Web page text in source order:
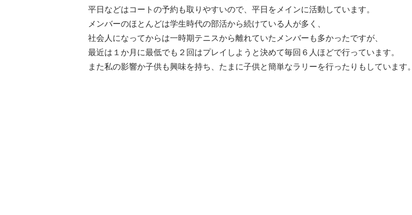
平日などはコートの予約も取りやすいので、平日をメインに活動しています。
メンバーのほとんどは学生時代の部活から続けている人が多く、
社会人になってからは一時期テニスから離れていたメンバーも多かったですが、
最近は１か月に最低でも２回はプレイしようと決めて毎回６人ほどで行っています。
また私の影響か子供も興味を持ち、たまに子供と簡単なラリーを行ったりもしています。